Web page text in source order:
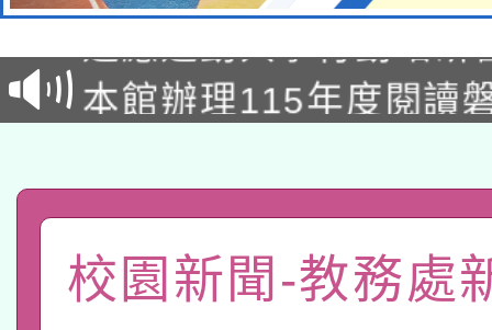
招)
適應運動共學行動站研
本館辦理115年度閱讀
礎課程
A3數位素養講師名單
「數位內容與教學軟
pilot」
有關大陸委員會函釋公
校園新聞-教務處